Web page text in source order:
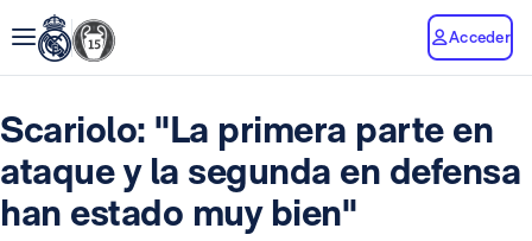
Acceder
Scariolo: "La primera parte en
ataque y la segunda en defensa
han estado muy bien"